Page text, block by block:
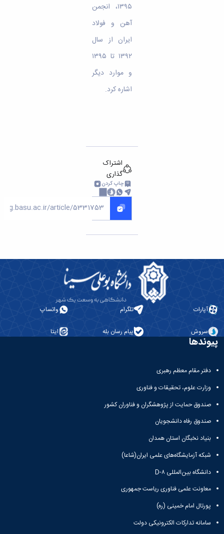
۱۳۹۵، انجمن
آهن و فولاد
ایران از سال
۱۳۹۲ تا ۱۳۹۵
و موارد دیگر
اشاره کرد.
اشتراک
گذاری
چاپ کردن
آپارات تلگرام واتساپ
سروش پیام رسان بله ایتا
پیوندها
دفتر مقام معظم رهبری
وزارت علوم، تحقیقات و فناوری
صندوق حمایت از پژوهشگران و فناوران کشور
صندوق رفاه دانشجویان
بنیاد نخبگان استان همدان
شبکه آزمایشگاه‌های علمی ایران(شاعا)
دانشگاه بین‌المللی D-۸
معاونت علمی فناوری ریاست جمهوری
پورتال امام خمینی (ره)
سامانه تدارکات الکترونیکی دولت